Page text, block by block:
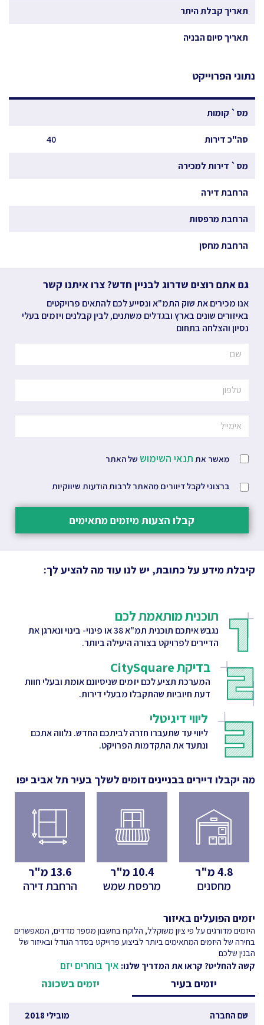
תאריך קבלת היתר
תאריך סיום הבניה
נתוני הפרוייקט
מס` קומות
סה"כ דירות 40
מס` דירות למכירה
הרחבת דירה
הרחבת מרפסות
הרחבת מחסן
גם אתם רוצים שדרוג לבניין חדש? צרו איתנו קשר
אנו מכירים את שוק התמ"א ונסייע לכם להתאים פרויקטים
באיזורים שונים בארץ ובגדלים משתנים, לבין קבלנים ויזמים בעלי
נסיון והצלחה בתחום
מאשר את תנאי השימוש של האתר
ברצוני לקבל דיוורים מהאתר לרבות הודעות שיווקיות
קבלו הצעות מיזמים מתאימים
קיבלת מידע על כתובת, יש לנו עוד מה להציע לך:
תוכנית מותאמת לכם
נגבש איתכם תוכנית תמ"א 38 או פינוי- בינוי ונארגן את
הדיירים לפרויקט בצורה היעילה ביותר.
בדיקת CitySquare
המערכת תציע לכם יזמים שניסיונם אומת ובעלי חוות
דעת חיוביות שהתקבלו מבעלי דירות.
ליווי דיגיטלי
ליווי עד שתעברו חזרה לביתכם החדש. נלווה אתכם
ונתעד את התקדמות הפרויקט.
מה יקבלו דיירים בבניינים דומים לשלך בעיר תל אביב יפו
4.8מ"ר
מחסנים
10.4 מ"ר
מרפסת שמש
13.6 מ"ר
הרחבת דירה
יזמים הפועלים באיזור
היזמים מדורגים על פי ציון משוקלל, הלוקח בחשבון מספר מדדים, המאפשרים
בחירה של היזמים המתאימים ביותר לביצוע פרוייקט בסדר הגודל ובאיזור של
הבנין שלכם
קשה להחליט? קראו את המדריך שלנו: איך בוחרים יזם
יזמים בעיר
יזמים בשכונה
שם החברה מובילי 2018